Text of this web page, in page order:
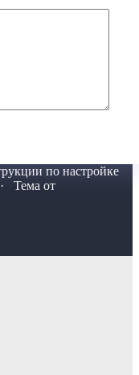
по настройке
Тема от